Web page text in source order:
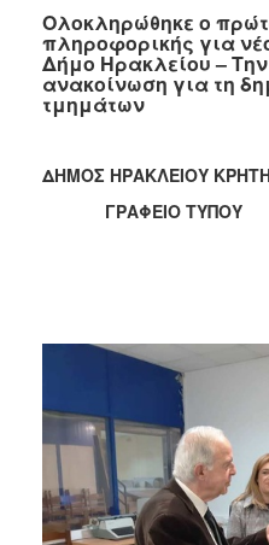
2022
2021
2020
2018
2017
2010
2006
Ολοκληρώθηκε ο
πληροφορικής για
Δήμο Ηρακλείου –
ανακοίνωση για τη
τμημάτων
ΔΗΜΟΣ ΗΡΑΚΛΕΙΟΥ
ΓΡΑΦΕΙΟ ΤΥΠΟΥ